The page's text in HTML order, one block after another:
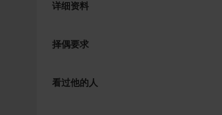
详细资料
择偶要求
看过他的人